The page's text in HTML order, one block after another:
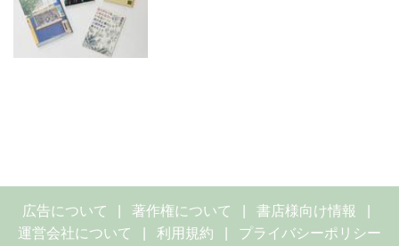
広告について 著作権について
書店様向け情報
運営会社について
利用規約 プライバシーポリシー